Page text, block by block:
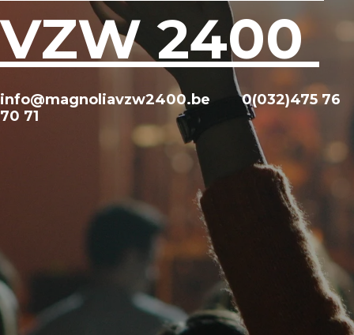
VZW 2400
info@magnoliavzw2400.be 0(032)475 76
70 71